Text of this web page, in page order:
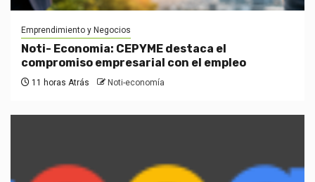
Emprendimiento y Negocios
Noti- Economia: CEPYME destaca el
compromiso empresarial con el empleo
11 horas Atrás Noti-economía